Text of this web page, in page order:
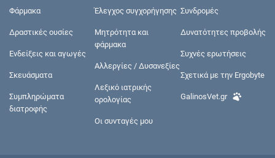
Φάρμακα
Δραστικές ουσίες
Ενδείξεις και αγωγές
Σκευάσματα
Συμπληρώματα
διατροφής
Έλεγχος συγχορήγησης
Μητρότητα και
φάρμακα
Αλλεργίες / Δυσανεξίες
Λεξικό ιατρικής
ορολογίας
Οι συνταγές μου
Συνδρομές
Δυνατότητες προβολής
Συχνές ερωτήσεις
Σχετικά με την Ergobyte
GalinosVet.gr